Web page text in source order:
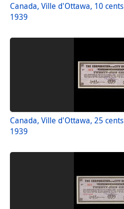
Canada, Ville d'Ottawa, 10 cents
1939
Canada, Ville d'Ottawa, 25 cents
1939